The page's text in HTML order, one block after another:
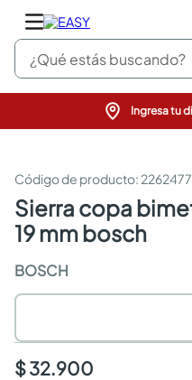
¿Qué estás buscando?
Ingresa tu
: 2262477
sierra copa bimetálica eco hss 3/4"
19 mm bosch
BOSCH
$ 32.900
pinturas
sanitarios
comedor
escritorio
comedores
armarios closet